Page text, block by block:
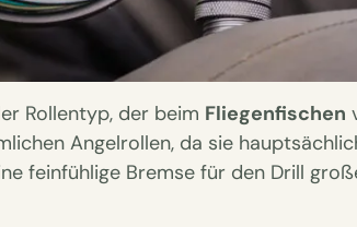
Rollentyp, der beim Fliegenfischen
Angelrollen, da sie
feinfühlige Bremse für den Drill